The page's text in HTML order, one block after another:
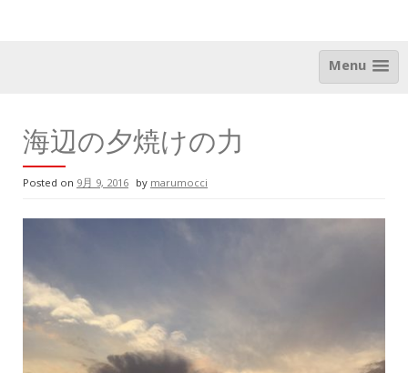
Menu
海辺の夕焼けの力
Posted on 9月 9, 2016 bymarumocci